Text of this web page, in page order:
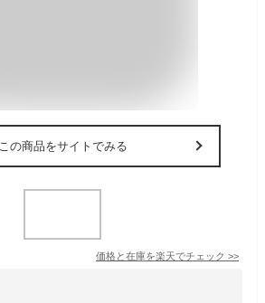
この商品をサイトでみる
価格と在庫を楽天でチェック >>